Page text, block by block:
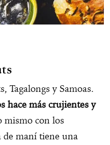
Tagalongs y Samoas.
hace más crujientes y
mismo con los
maní tiene una